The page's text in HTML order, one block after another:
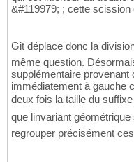
&#119979; ; cette
Git déplace donc la
même question.
supplémentaire provenant
immédiatement à gauche
deux fois la taille du
que linvariant
regrouper précisément